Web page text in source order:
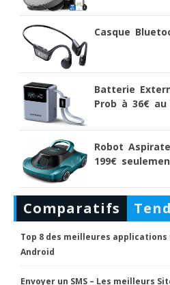
Casque
Batterie
Prob à 36€
Robot
199€
Comparatifs
Top 8 des meilleures applications
Android
Envoyer un SMS – Les meilleurs